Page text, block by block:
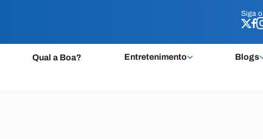
Siga o
Qual a Boa? Entretenimento Blogs
Siga o